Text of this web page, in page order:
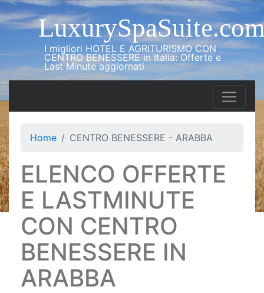
I migliori HOTEL E AGRITURISMO CON
CENTRO BENESSERE in Italia: Offerte e
Last Minute aggiornati
Home CENTRO BENESSERE - ARABBA
ELENCO OFFERTE
E LASTMINUTE
CON CENTRO
BENESSERE IN
ARABBA